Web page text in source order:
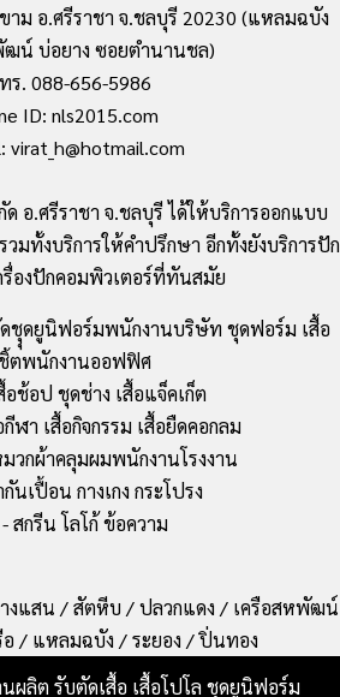
ม อ.ศรีราชา จ.ชลบุรี 20230 (แหลมฉบัง
ฒน์ บ่อยาง ซอยตำนานชล)
ร. 088-656-5986
ID: nls2015.com
virat_h@hotmail.com
อ.ศรีราชา จ.ชลบุรี ได้ให้บริการออกแบบ
มทั้งบริการให้คำปรึกษา อีกทั้งยังบริการปัก
รื่องปักคอมพิวเตอร์ที่ทันสมัย
ชุุดยูนิฟอร์มพนักงานบริษัท ชุดฟอร์ม เสื้อ
ตพนักงานออฟฟิศ
ช้อป ชุดช่าง เสื้อแจ็คเก็ต
กีฬา เสื้อกิจกรรม เสื้อยืดคอกลม
วกผ้าคลุมผมพนักงานโรงงาน
นเปื้อน กางเกง กระโปรง
สกรีน โลโก้ ข้อความ
แสน / สัตหีบ / ปลวกแดง / เครือสหพัฒน์
/ แหลมฉบัง / ระยอง / ปิ่นทอง
นผลิต รับตัดเสื้อ เสื้อโปโล ชุดยูนิฟอร์ม